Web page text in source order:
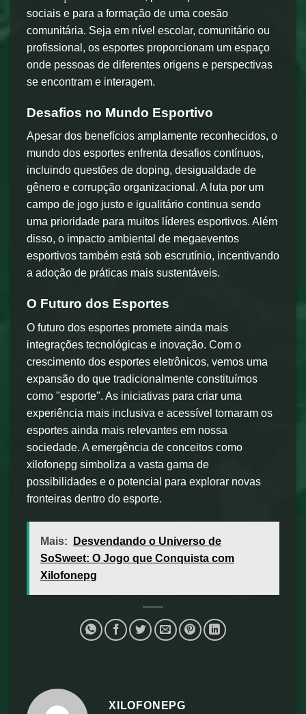
sociais e para a formação de uma coesão
comunitária. Seja em nível escolar, comunitário ou
profissional, os esportes proporcionam um espaço
onde pessoas de diferentes origens e perspectivas
se encontram e interagem.
Desafios no Mundo Esportivo
Apesar dos benefícios amplamente reconhecidos, o
mundo dos esportes enfrenta desafios contínuos,
incluindo questões de doping, desigualdade de
gênero e corrupção organizacional. A luta por um
campo de jogo justo e igualitário continua sendo
uma prioridade para muitos líderes esportivos. Além
disso, o impacto ambiental de megaeventos
esportivos também está sob escrutínio, incentivando
a adoção de práticas mais sustentáveis.
O Futuro dos Esportes
O futuro dos esportes promete ainda mais
integrações tecnológicas e inovação. Com o
crescimento dos esportes eletrônicos, vemos uma
expansão do que tradicionalmente constituímos
como "esporte". As iniciativas para criar uma
experiência mais inclusiva e acessível tornaram os
esportes ainda mais relevantes em nossa
sociedade. A emergência de conceitos como
xilofonepg simboliza a vasta gama de
possibilidades e o potencial para explorar novas
fronteiras dentro do esporte.
Mais:
Desvendando o Universo de
SoSweet: O Jogo que Conquista com
Xilofonepg
XILOFONEPG